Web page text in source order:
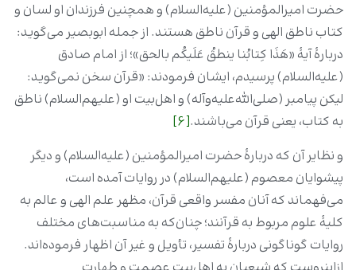
حضرت امیرالمؤمنین (علیه‌السلام) و همچنین فرزندان او لسان و
کتاب ناطق الهى و قرآن ناطق هستند. از جمله ابوبصیر می‌گوید:
دربارۀ آیۀ «هَذَا کِتابُنا ینطقُ عَلَیکُم بالحق»؛ از امام صادق
(علیه‌السلام) پرسیدم، ایشان فرمودند: «قرآن سخن نمی‌گوید:
لیکن پیامبر (صلی‌الله‌علیه‌وآله) و اهل‌بیت او (علیهم‌السلام) ناطق
به کتاب، یعنى قرآن می‌باشند.[6]
و نظایر آن که دربارۀ حضرت امیرالمؤمنین (علیه‌السلام) و دیگر
پیشوایان معصوم (علیهم‌السلام) در روایات آمده است،
می‌فهماند که آنان مفسر واقعى قرآن، مظهر علم الهى و عالم به
کلیۀ علوم مربوط به قرآنند؛ چنان‏‌که به مناسبت‌‏هاى مختلف
روایات گوناگونى دربارۀ تفسیر، تأویل و غیر آن اظهار فرموده‏‌اند.